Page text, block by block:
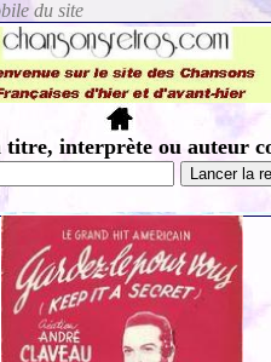
titre, interprète ou auteur